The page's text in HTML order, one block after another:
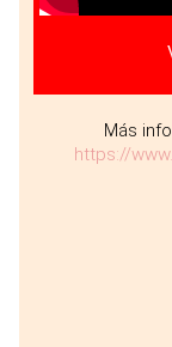
Más
https://